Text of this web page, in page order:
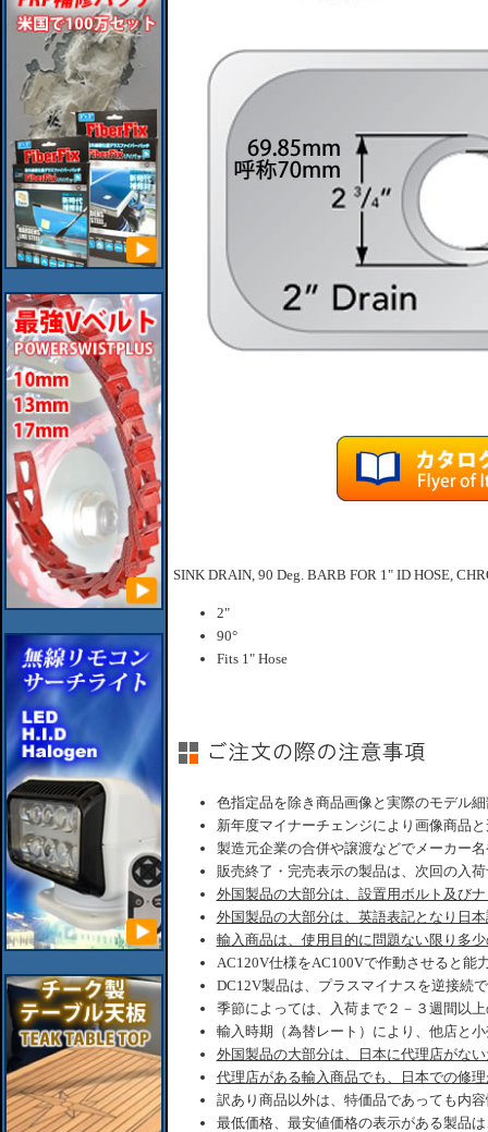
SINK DRAIN, 90 Deg. BARB FOR 1" ID HOSE,
2"
90°
Fits 1" Hose
色指定品を除き商品画像と実際のモデル
新年度マイナーチェンジにより画像商品
製造元企業の合併や譲渡などでメーカー
販売終了・完売表示の製品は、次回の入
外国製品の大部分は、設置用ボルト及び
外国製品の大部分は、英語表記となり日
輸入商品は、使用目的に問題ない限り多
AC120V仕様をAC100Vで作動させると能
DC12V製品は、プラスマイナスを逆接続
季節によっては、入荷まで２－３週間以
輸入時期（為替レート）により、他店と
外国製品の大部分は、日本に代理店がな
代理店がある輸入商品でも、日本での修
訳あり商品以外は、特価品であっても内
最低価格、最安値価格の表示がある製品